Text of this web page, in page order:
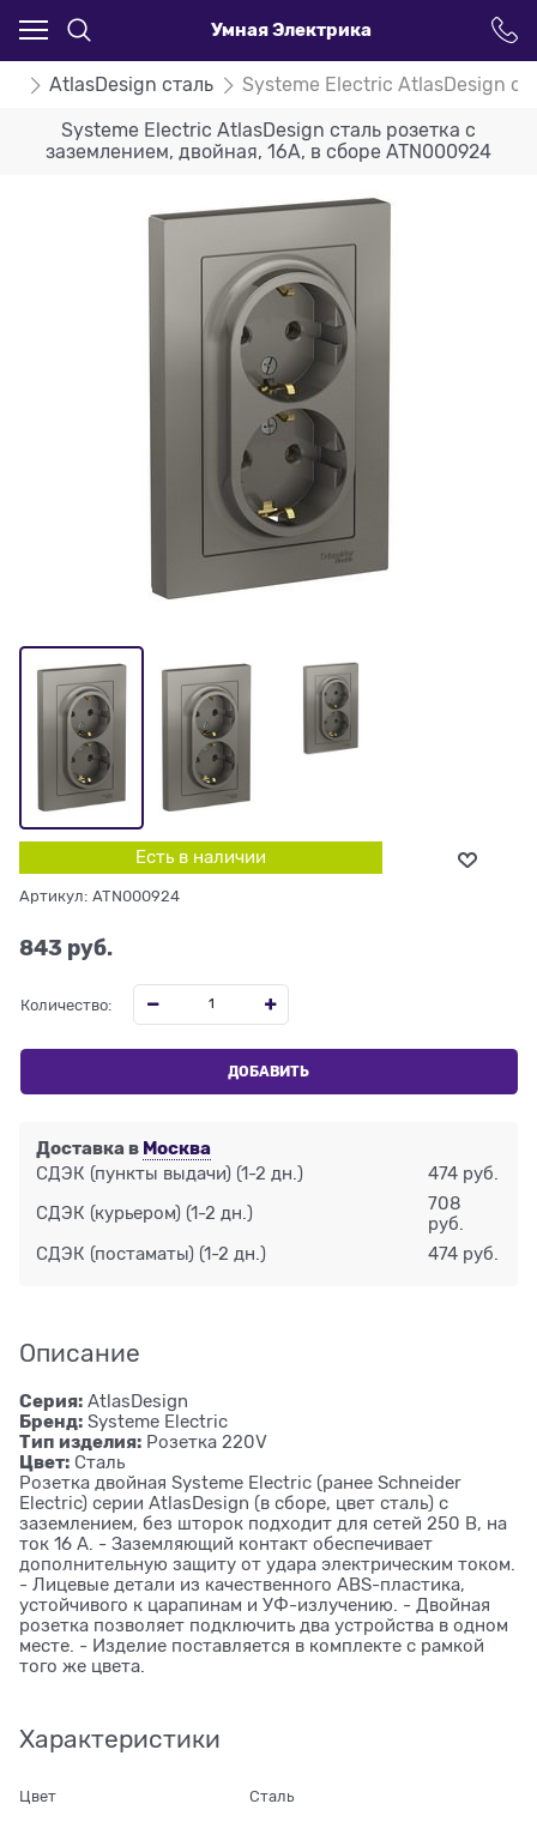
Умная Электрика
AtlasDesign сталь Systeme Electric AtlasDesign
Systeme Electric AtlasDesign сталь розетка с
заземлением, двойная, 16А, в сборе ATN000924
Есть в наличии
Артикул: ATN000924
843 руб.
Количество:
ДОБАВИТЬ
Доставка в Москва
СДЭК (пункты выдачи) (1-2 дн.) 474 руб.
СДЭК (курьером) (1-2 дн.)
708
руб.
СДЭК (постаматы) (1-2 дн.) 474 руб.
Описание
Серия: AtlasDesign
Бренд: Systeme Electric
Тип изделия: Розетка 220V
Цвет: Сталь
Розетка двойная Systeme Electric (ранее Schneider
Electric) серии AtlasDesign (в сборе, цвет сталь) с
заземлением, без шторок подходит для сетей 250 В, на
ток 16 А. - Заземляющий контакт обеспечивает
дополнительную защиту от удара электрическим током.
- Лицевые детали из качественного ABS-пластика,
устойчивого к царапинам и УФ-излучению. - Двойная
розетка позволяет подключить два устройства в одном
месте. - Изделие поставляется в комплекте с рамкой
того же цвета.
Характеристики
Цвет Сталь